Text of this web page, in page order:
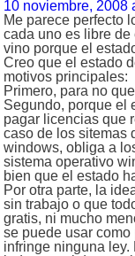
10 noviembre, 2008
Me parece perfecto
cada uno es libre
vino porque el
Creo que el estado
motivos principales:
Primero, para no
Segundo, porque el
pagar licencias que
caso de los sitemas
windows, obliga a
sistema operativo
bien que el estado
Por otra parte, la
sin trabajo o que
gratis, ni mucho
se puede usar
infringe ninguna ley.